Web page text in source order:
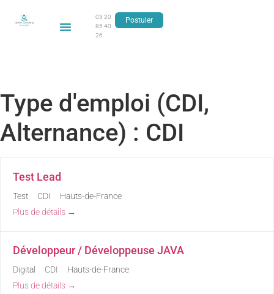
03 20
85 40
26
Postuler
Type d'emploi (CDI,
Alternance) : CDI
Test Lead
Test CDI
Hauts-de-France
Plus de détails
Développeur / Développeuse JAVA
Digital CDI
Hauts-de-France
Plus de détails